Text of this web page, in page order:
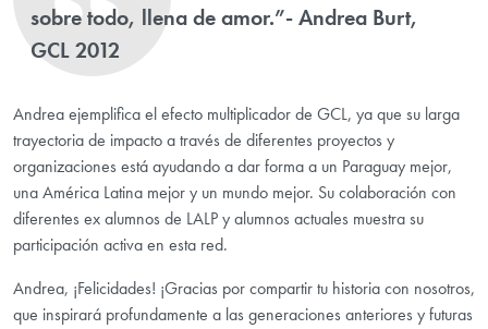
sobre todo, llena de amor.”- Andrea Burt,
GCL 2012
Andrea ejemplifica el efecto multiplicador de GCL, ya que su larga
trayectoria de impacto a través de diferentes proyectos y
organizaciones está ayudando a dar forma a un Paraguay mejor,
una América Latina mejor y un mundo mejor. Su colaboración con
diferentes ex alumnos de LALP y alumnos actuales muestra su
participación activa en esta red.
Andrea, ¡Felicidades! ¡Gracias por compartir tu historia con nosotros,
que inspirará profundamente a las generaciones anteriores y futuras